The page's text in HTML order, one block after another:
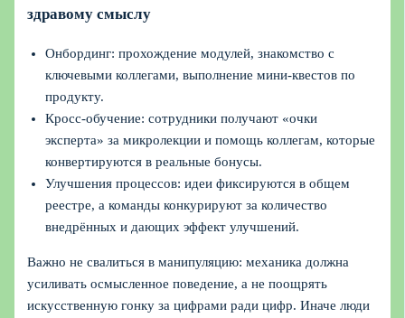
здравому смыслу
Онбординг: прохождение модулей, знакомство с
ключевыми коллегами, выполнение мини-квестов по
продукту.
Кросс‑обучение: сотрудники получают «очки
эксперта» за микролекции и помощь коллегам, которые
конвертируются в реальные бонусы.
Улучшения процессов: идеи фиксируются в общем
реестре, а команды конкурируют за количество
внедрённых и дающих эффект улучшений.
Важно не свалиться в манипуляцию: механика должна
усиливать осмысленное поведение, а не поощрять
искусственную гонку за цифрами ради цифр. Иначе люди